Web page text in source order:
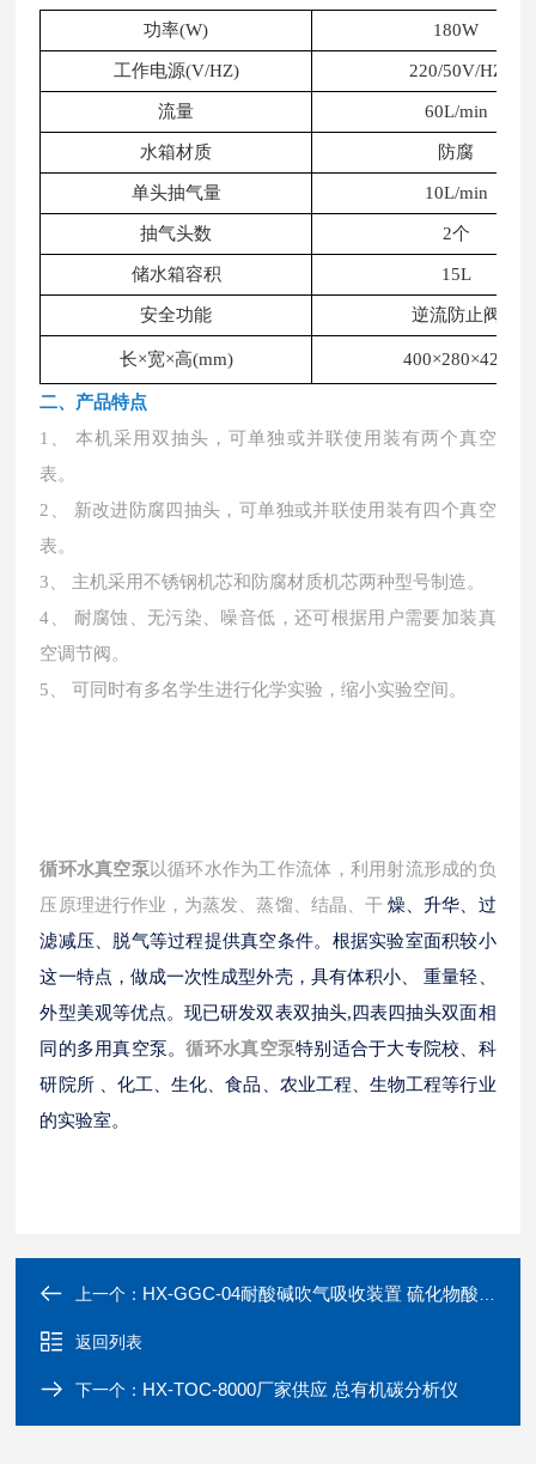
功率(W) 180W
工作电源(V/HZ) 220/50V/HZ
流量 60L/min
水箱材质 防腐
单头抽气量 10L/min
抽气头数 2个
储水箱容积 15L
安全功能 逆流防止阀
长×宽×高(mm) 400×280×420
二、 产品特点
1、 本机采用双抽头，可单独或并联使用装有两个真空
表。
2、 新改进防腐四抽头，可单独或并联使用装有四个真空
表。
3、 主机采用不锈钢机芯和防腐材质机芯两种型号制造。
4、 耐腐蚀、无污染、噪音低，还可根据用户需要加装真
空调节阀。
5、 可同时有多名学生进行化学实验，缩小实验空间。
循环水真空泵以循环水作为工作流体，利用射流形成的负
压原理进行作业，为蒸发、蒸馏、结晶、干 燥、升华、过
滤减压、脱气等过程提供真空条件。根据实验室面积较小
这一特点，做成一次性成型外壳，具有体积小、 重量轻、
外型美观等优点。现已研发双表双抽头,四表四抽头双面相
同的多用真空泵。循环水真空泵特别适合于大专院校、科
研院所 、化工、生化、食品、农业工程、生物工程等行业
的实验室。
上一个： HX-GGC-04耐酸碱吹气吸收装置 硫化物酸化吹气仪
返回列表
下一个： HX-TOC-8000厂家供应 总有机碳分析仪